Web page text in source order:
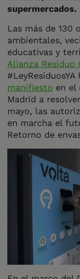
supermercados.
Las más de 130
ambientales,
educativas y
Alianza Residuo
manifiesto en el
Madrid a
mayo, las
en marcha el
Retorno de